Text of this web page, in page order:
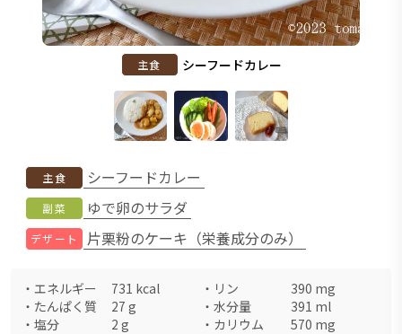
主食 シーフードカレー
主食 シーフードカレー
副菜 ゆで卵のサラダ
デザート 片栗粉のケーキ（栄養成分のみ）
・ エネルギー 731 kcal ・ リン 390 mg
・ たんぱく質 27 g ・ 水分量 391 ml
・ 塩分 2 g ・ カリウム 570 mg